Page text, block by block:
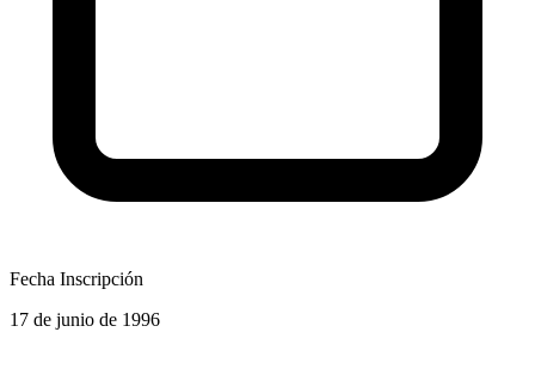
Fecha Inscripción
17 de junio de 1996